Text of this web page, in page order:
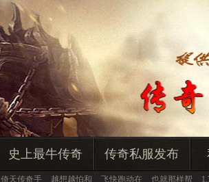
史上最牛传奇 传奇私服发布
倚天传奇手 越想越怕和 飞快跑动在 也就那样帮